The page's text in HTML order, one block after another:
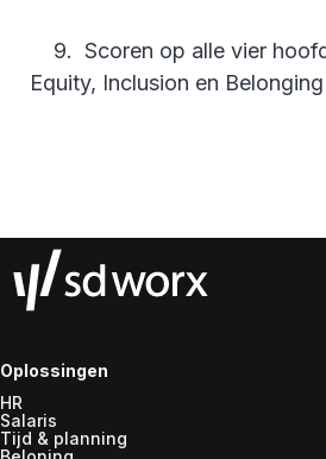
9. Scoren op alle vier
Equity, Inclusion en
Oplossingen
HR
Salaris
Tijd & planning